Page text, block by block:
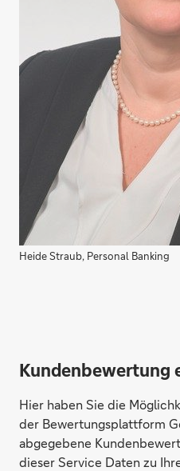
Heide Straub, Personal Banking
Kundenbewertung
Hier haben Sie die
der Bewertungsplattform
abgegebene
dieser Service Daten zu